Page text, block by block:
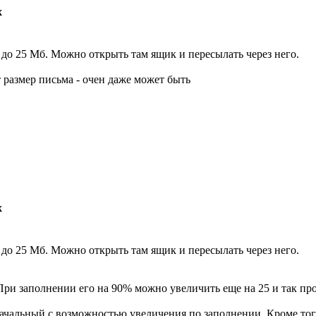
25 Мб. Можно открыть там ящик и пересылать через него.
письма - очен даже может быть
25 Мб. Можно открыть там ящик и пересылать через него.
заполнении его на 90% можно увеличить еще на 25 и так
с возможностью увеличения по заполнении. Кроме